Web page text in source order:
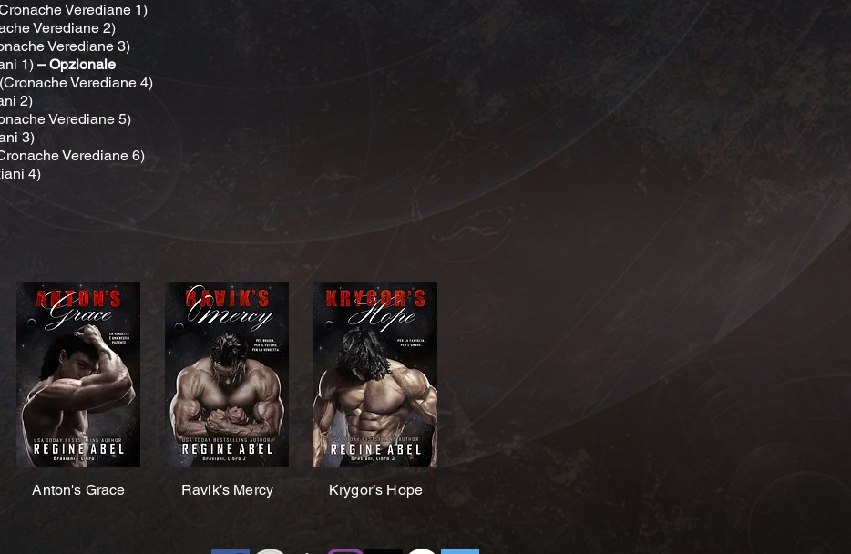
Verediane 1)
Verediane 2)
Verediane 3)
1) – Opzionale
Verediane 4)
2)
Verediane 5)
3)
Verediane 6)
4)
Anton's Grace Ravik’s Mercy Krygor’s Hope